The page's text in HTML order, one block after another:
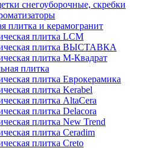
снегоуборочные, скребки
плитка и керамогранит
плитка LCM
плитка ВЫСТАВКА
плитка М-Квадрат
плитка
плитка Еврокерамика
плитка Kerabel
плитка AltaCera
плитка Delacora
плитка New Trend
плитка Ceradim
плитка Creto